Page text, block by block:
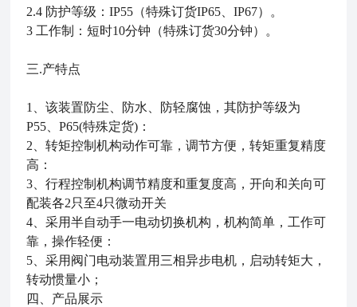
2.4 防护等级：IP55（特殊订货IP65、IP67）。
3 工作制：短时10分钟（特殊订货30分钟）。
三.产特点
1、该装置防尘、防水、防轻腐蚀，其防护等级为
P55、P65(特殊定货)：
2、转矩控制机构动作可靠，调节方便，转矩重复精度
高：
3、行程控制机构调节精度和重复度高，开向和关向可
配装各2只至4只微动开关
4、采用半自动手一电动切换机构，机构简单，工作可
靠，操作轻便：
5、采用阀门电动装置用三相异步电机，启动转矩大，
转动惯量小；
四、产品展示